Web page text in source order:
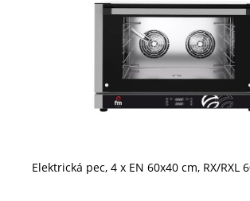
Elektrická pec, 4 x EN 60x40 cm, RX/RXL